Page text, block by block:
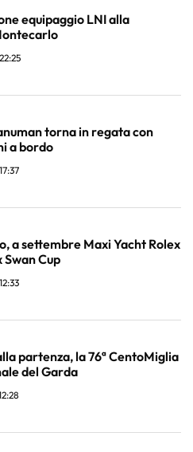
equipaggio LNI alla
torna in regata con
a bordo
a settembre Maxi Yacht Rolex
Swan Cup
partenza, la 76ª CentoMiglia
del Garda